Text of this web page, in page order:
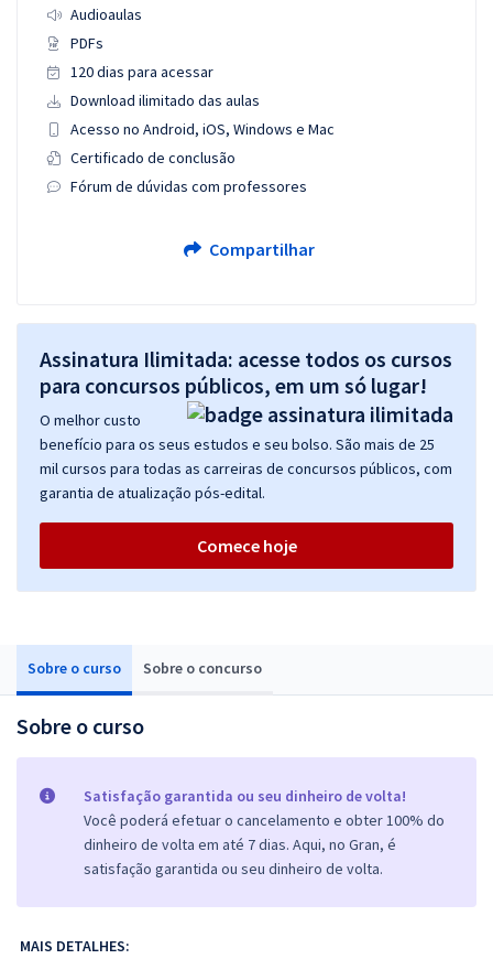
Sobre o curso Sobre o concurso
Sobre o curso
Satisfação garantida ou seu dinheiro de volta!
Você poderá efetuar o cancelamento e obter 100% do
dinheiro de volta em até 7 dias. Aqui, no Gran, é
satisfação garantida ou seu dinheiro de volta.
MAIS DETALHES:
Audioaulas
PDFs
120 dias para acessar
Download ilimitado das aulas
Acesso no Android, iOS, Windows e Mac
Certificado de conclusão
Fórum de dúvidas com professores
Compartilhar
Assinatura Ilimitada: acesse todos os cursos
para concursos públicos, em um só lugar!
O melhor custo
benefício para os seus estudos e seu bolso. São mais de 25
mil cursos para todas as carreiras de concursos públicos, com
garantia de atualização pós-edital.
Comece hoje